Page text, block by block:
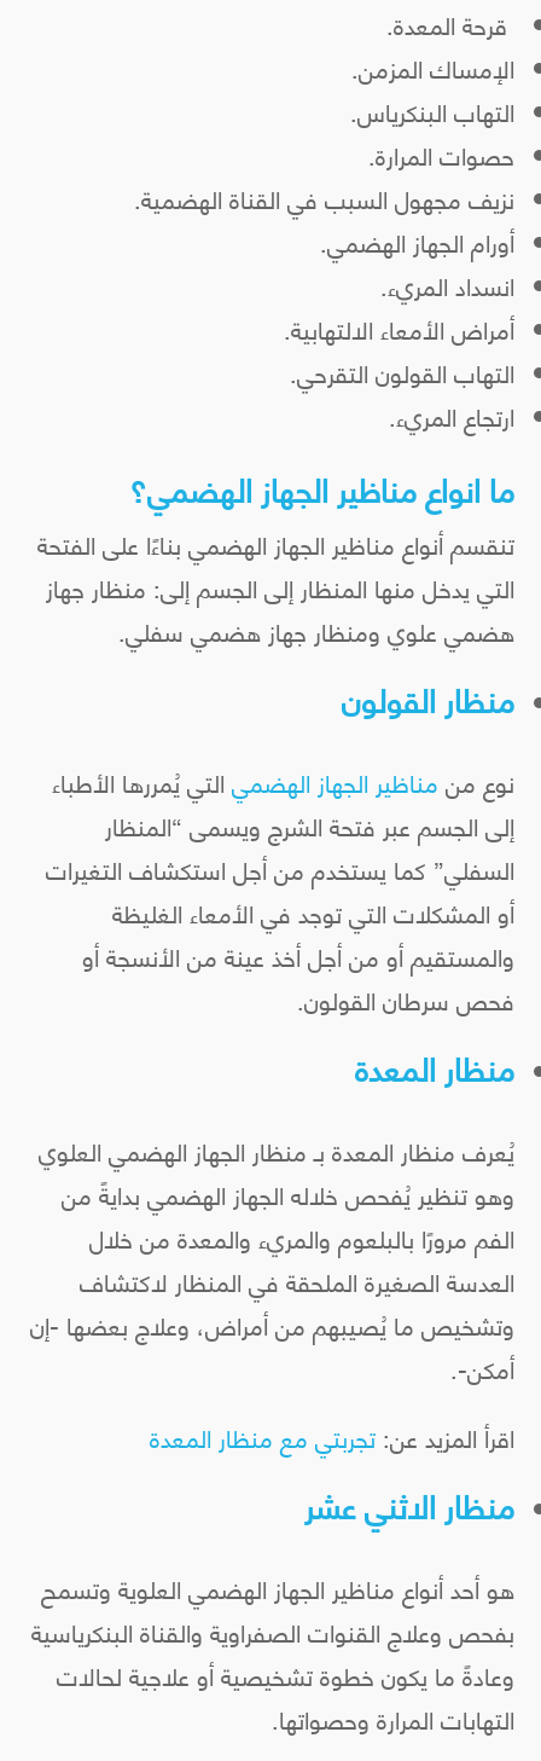
قرحة المعدة.
الإمساك المزمن.
التهاب البنكرياس.
حصوات المرارة.
نزيف مجهول السبب في القناة الهضمية.
أورام الجهاز الهضمي.
انسداد المريء.
أمراض الأمعاء الالتهابية.
التهاب القولون التقرحي.
ارتجاع المريء.
ما انواع مناظير الجهاز الهضمي؟
تنقسم أنواع مناظير الجهاز الهضمي بناءًا على الفتحة
التي يدخل منها المنظار إلى الجسم إلى: منظار جهاز
هضمي علوي ومنظار جهاز هضمي سفلي.
منظار القولون
نوع منمناظير الجهاز الهضميالتي يُمررها الأطباء
إلى الجسم عبر فتحة الشرج ويسمى “المنظار
السفلي” كما يستخدم من أجل استكشاف التغيرات
أو المشكلات التي توجد في الأمعاء الغليظة
والمستقيم أو من أجل أخذ عينة من الأنسجة أو
فحص سرطان القولون.
منظار المعدة
يُعرف منظار المعدة بـ منظار الجهاز الهضمي العلوي
وهو تنظير يُفحص خلاله الجهاز الهضمي بدايةً من
الفم مرورًا بالبلعوم والمريء والمعدة من خلال
العدسة الصغيرة الملحقة في المنظار لاكتشاف
وتشخيص ما يُصيبهم من أمراض، وعلاج بعضها -إن
أمكن-.
اقرأ المزيد عن:تجربتي مع منظار المعدة
منظار الاثني عشر
هو أحد أنواع مناظير الجهاز الهضمي العلوية وتسمح
بفحص وعلاج القنوات الصفراوية والقناة البنكرياسية
وعادةً ما يكون خطوة تشخيصية أو علاجية لحالات
التهابات المرارة وحصواتها.